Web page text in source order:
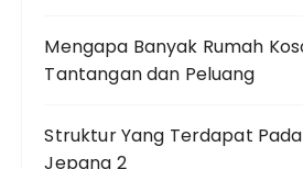
Mengapa Banyak Rumah
Tantangan dan Peluang
Struktur Yang Terdapat
Jepang 2